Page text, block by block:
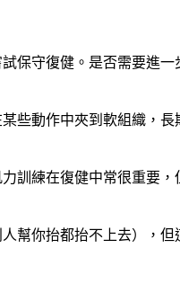
保守復健。是否需要進
些動作中夾到軟組織，
訓練在復健中常很重要
幫你抬都抬不上去），